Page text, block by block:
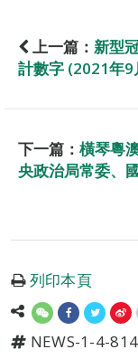
上一篇： 新型
計數字 (2021年
下一篇： 橫琴粵
央政治局常委、
列印本頁
NEWS-1-4-